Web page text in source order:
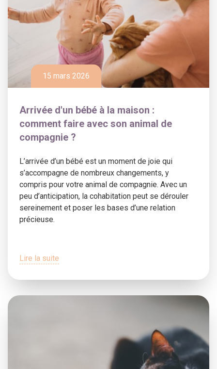
15 mars 2026
Arrivée d'un bébé à la maison :
comment faire avec son animal de
compagnie ?
L’arrivée d’un bébé est un moment de joie qui
s’accompagne de nombreux changements, y
compris pour votre animal de compagnie. Avec un
peu d’anticipation, la cohabitation peut se dérouler
sereinement et poser les bases d’une relation
précieuse.
Lire la suite